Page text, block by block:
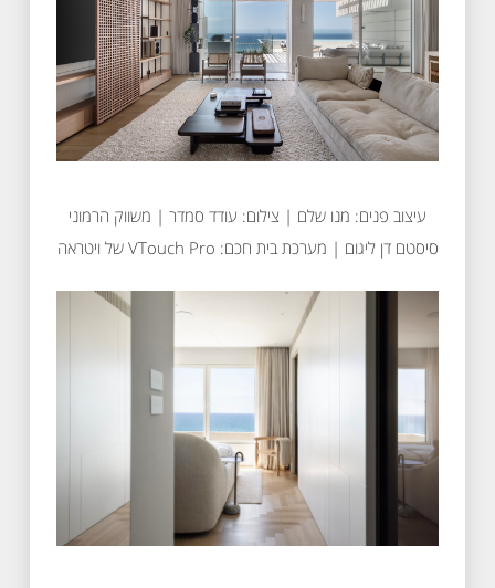
עיצוב פנים: מנו שלם | צילום: עודד סמדר | משווק הרמוני
סיסטם דן ליגום | מערכת בית חכם: VTouch Pro של ויטראה